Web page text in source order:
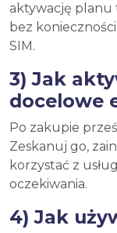
aktywację
bez
SIM.
3) Jak
docelowe
Po zakupie
Zeskanuj go,
korzystać z
oczekiwania.
4) Jak